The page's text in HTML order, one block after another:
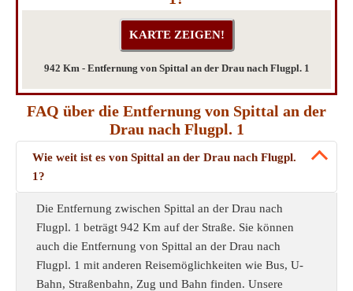
942 Km - Entfernung von Spittal an der Drau nach Flugpl. 1
FAQ über die Entfernung von Spittal an der
Drau nach Flugpl. 1
Wie weit ist es von Spittal an der Drau nach Flugpl.
1?
Die Entfernung zwischen Spittal an der Drau nach
Flugpl. 1 beträgt 942 Km auf der Straße. Sie können
auch die Entfernung von Spittal an der Drau nach
Flugpl. 1 mit anderen Reisemöglichkeiten wie Bus, U-
Bahn, Straßenbahn, Zug und Bahn finden. Unsere